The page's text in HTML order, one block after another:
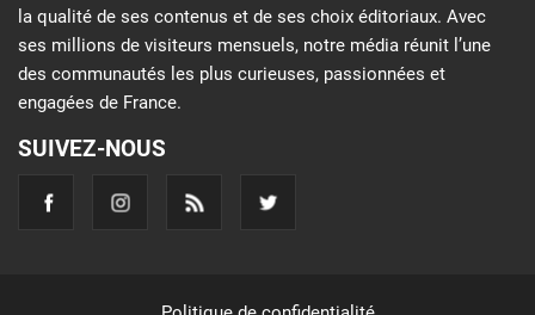
la qualité de ses contenus et de ses choix éditoriaux. Avec
ses millions de visiteurs mensuels, notre média réunit l’une
des communautés les plus curieuses, passionnées et
engagées de France.
SUIVEZ-NOUS